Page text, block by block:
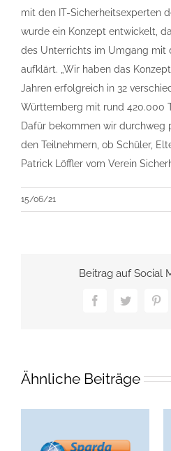
mit den IT-Sicherheitsexperten
wurde ein Konzept entwickelt,
des Unterrichts im Umgang mit
aufklärt. „Wir haben das
Jahren erfolgreich in 32
Württemberg mit rund 420.000
Dafür bekommen wir durchweg
den Teilnehmern, ob Schüler,
Patrick Löffler vom Verein
15/06/21
Beitrag auf Social
FacebookTwitter
Ähnliche Beiträge